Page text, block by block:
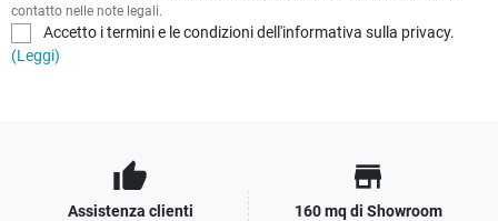
contatto nelle note legali.
Accetto i termini e le condizioni dell'informativa sulla privacy.
(Leggi)
thumb_up
Assistenza clienti
store
160 mq di Showroom